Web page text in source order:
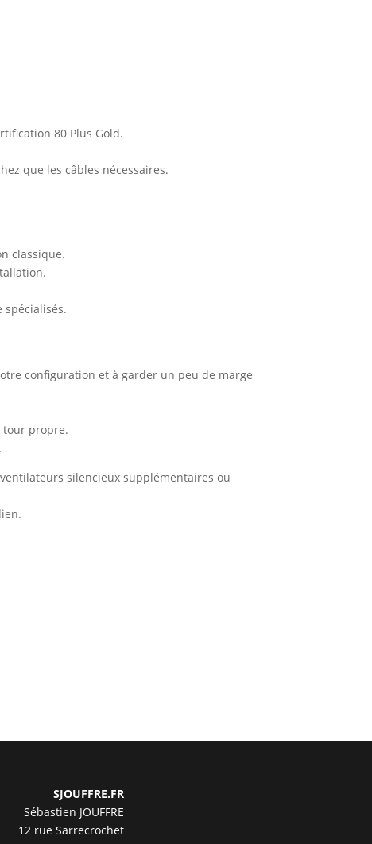
80 Plus Gold.
que les câbles nécessaires.
classique.
configuration et à garder un peu de marge
tour propre.
silencieux supplémentaires ou
SJOUFFRE.FR
Sébastien JOUFFRE
12 rue Sarrecrochet